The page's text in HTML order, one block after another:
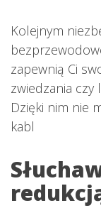
Kolejnym
zapewnią Ci
zwiedzania czy
Dzięki nim nie
kabl